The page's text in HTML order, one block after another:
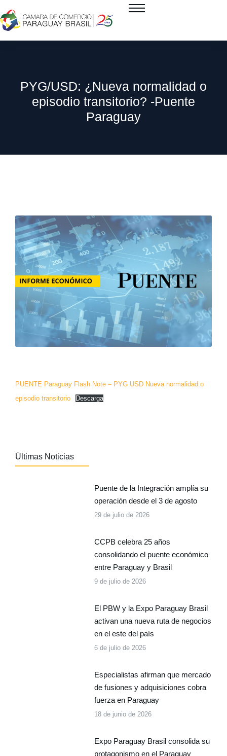
PYG/USD: ¿Nueva normalidad o
episodio transitorio? -Puente
Paraguay
PUENTE Paraguay Flash Note – PYG USD Nueva normalidad o
episodio transitorio
Descarga
Últimas Noticias
Puente de la Integración amplía su
operación desde el 3 de agosto
29 de julio de 2026
CCPB celebra 25 años
consolidando el puente económico
entre Paraguay y Brasil
9 de julio de 2026
El PBW y la Expo Paraguay Brasil
activan una nueva ruta de negocios
en el este del país
6 de julio de 2026
Especialistas afirman que mercado
de fusiones y adquisiciones cobra
fuerza en Paraguay
18 de junio de 2026
Expo Paraguay Brasil consolida su
protagonismo en el Paraguay